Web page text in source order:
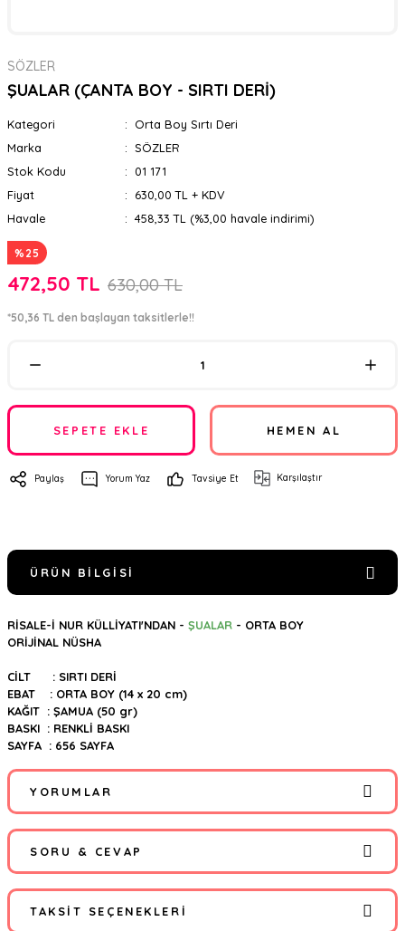
SÖZLER
ŞUALAR (ÇANTA BOY - SIRTI DERİ)
Kategori
Orta Boy Sırtı Deri
Marka
SÖZLER
Stok Kodu
01 171
Fiyat
630,00 TL + KDV
Havale
458,33 TL (%3,00 havale indirimi)
%25
472,50 TL 630,00 TL
*50,36 TL den başlayan taksitlerle!!
SEPETE EKLE HEMEN AL
Paylaş Yorum Yaz Tavsiye Et Karşılaştır
ÜRÜN BILGISI
RİSALE-İ NUR KÜLLİYATI'NDAN - ŞUALAR - ORTA BOY
ORİJİNAL NÜSHA
CİLT : SIRTI DERİ
EBAT : ORTA BOY (14 x 20 cm)
KAĞIT : ŞAMUA (50 gr)
BASKI : RENKLİ BASKI
SAYFA : 656 SAYFA
YORUMLAR
Bu ürüne ilk yorumu siz yapın!
Yorum Yaz
SORU & CEVAP
TAKSIT SEÇENEKLERI